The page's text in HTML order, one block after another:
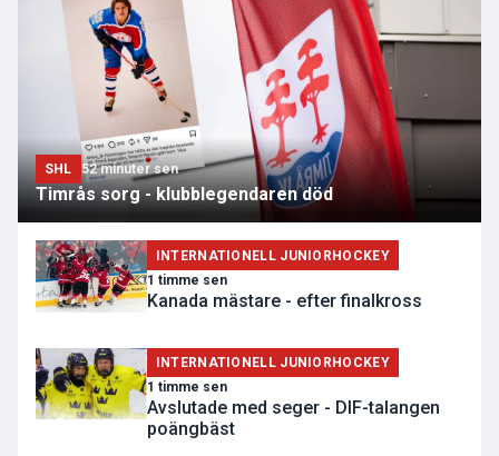
SHL 52 minuter sen
Timrås sorg - klubblegendaren död
INTERNATIONELL JUNIORHOCKEY
1 timme sen
Kanada mästare - efter finalkross
INTERNATIONELL JUNIORHOCKEY
1 timme sen
Avslutade med seger - DIF-talangen
poängbäst